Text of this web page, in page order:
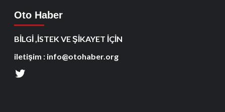
Oto Haber
BİLGİ ,İSTEK VE ŞİKAYET İÇİN
iletişim : info@otohaber.org